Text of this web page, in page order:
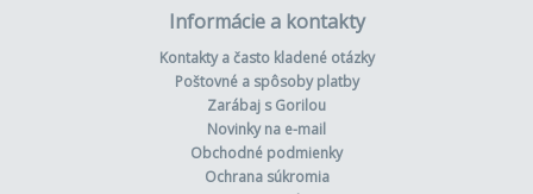
Informácie a kontakty
Kontakty a často kladené otázky
Poštovné a spôsoby platby
Zarábaj s Gorilou
Novinky na e-mail
Obchodné podmienky
Ochrana súkromia